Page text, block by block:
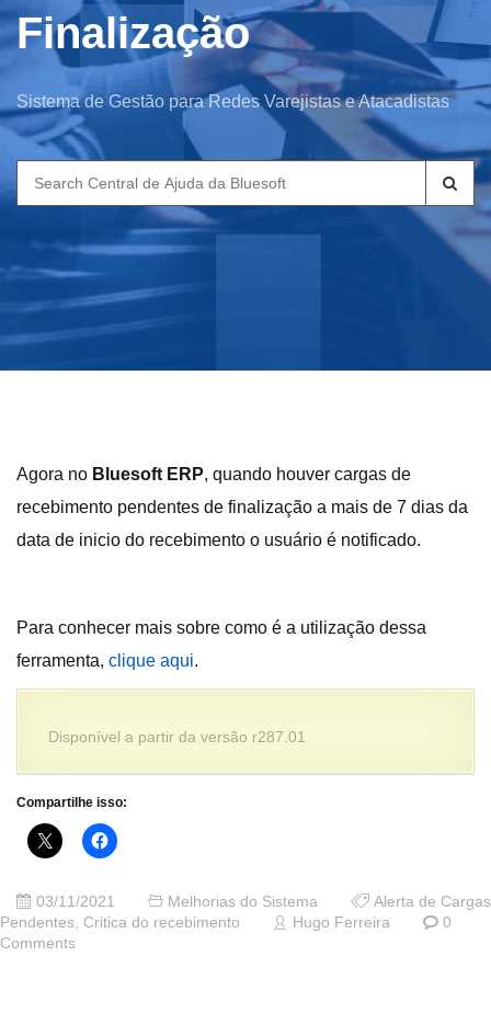
Finalização
Sistema de Gestão para Redes Varejistas e Atacadistas
Search
for:
Agora no Bluesoft ERP, quando houver cargas de
recebimento pendentes de finalização a mais de 7 dias da
data de inicio do recebimento o usuário é notificado.
Para conhecer mais sobre como é a utilização dessa
ferramenta, clique aqui.
Disponível a partir da versão r287.01
Compartilhe isso:
03/11/2021 Melhorias do Sistema
Alerta de Cargas
Pendentes, Critica do recebimento Hugo Ferreira
0
Comments